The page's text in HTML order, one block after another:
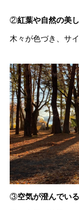
②紅葉や自然の美
木々が色づき、サ
③空気が澄んでいる